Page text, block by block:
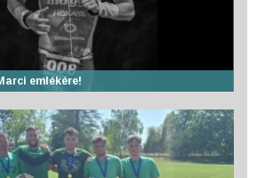
emlékére!